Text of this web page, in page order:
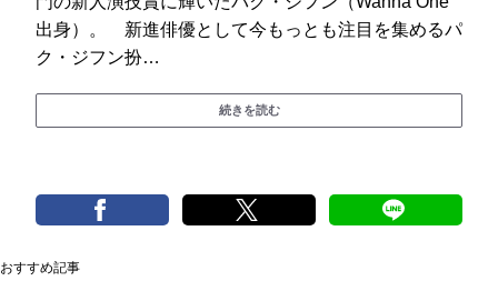
出身）。 新進俳優として今もっとも注目を集めるパ
ク・ジフン扮…
続きを読む
おすすめ記事